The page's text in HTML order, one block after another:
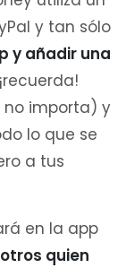
y tan sólo
y añadir una
no importa) y
lo que se
a tus
en la app
quien